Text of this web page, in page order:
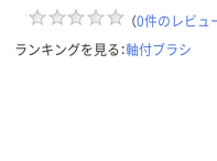
（0件のレビュ
ランキングを見る：軸付ブラシ